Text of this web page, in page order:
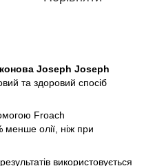
Joseph Joseph
та здоровий спосіб
Froach
менше олії, ніж при
використовується